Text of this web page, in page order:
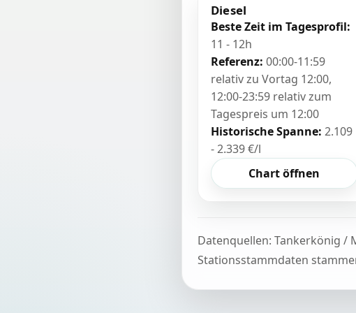
Diesel
Beste Zeit im Tagesprofil:
11 - 12h
Referenz: 00:00-11:59
relativ zu Vortag 12:00,
12:00-23:59 relativ zum
Tagespreis um 12:00
Historische Spanne: 2.109
- 2.339 €/l
Chart öffnen
Datenquellen: Tankerkönig /
Stationsstammdaten